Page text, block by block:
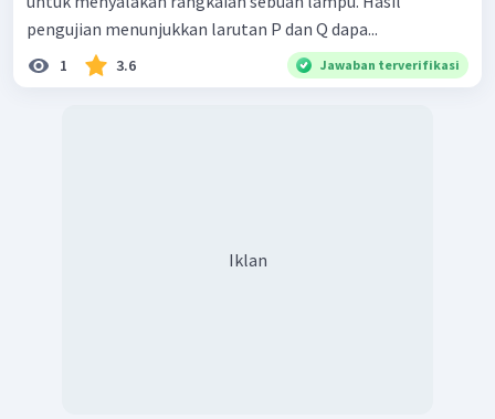
pengujian menunjukkan larutan P dan Q dapa...
1 3.6 Jawaban terverifikasi
Iklan